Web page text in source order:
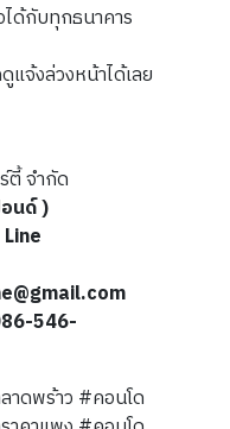
ด้กับทุกธนาคาร
แจ้งล่วงหน้าได้เลย
ตี้ จำกัด
นด์ )
546-
าดพร้าว #คอนโด